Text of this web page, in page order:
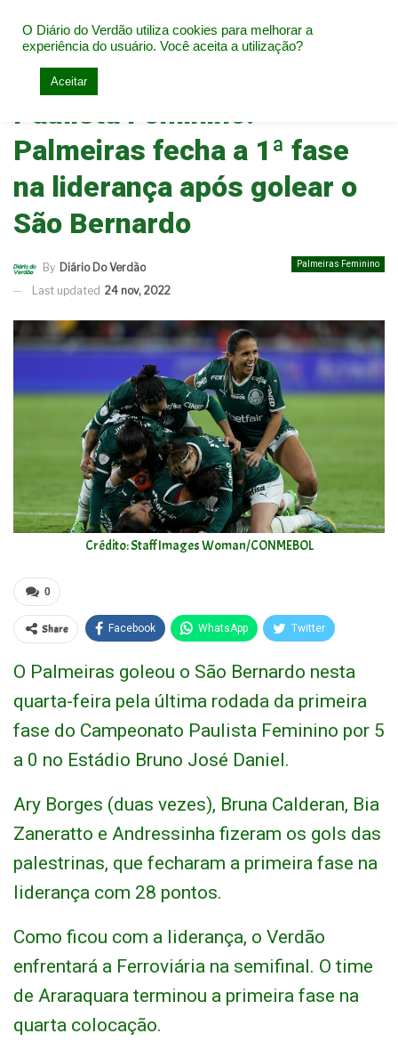
Home Palmeiras Feminino
Paulista Feminino:
Palmeiras fecha a 1ª fase
na liderança após golear o
São Bernardo
Palmeiras Feminino
By Diário Do Verdão
Last updated 24 nov, 2022
Crédito: Staff Images Woman/CONMEBOL
0
Share Facebook WhatsApp Twitter
O Palmeiras goleou o São Bernardo nesta
quarta-feira pela última rodada da primeira
fase do Campeonato Paulista Feminino por 5
a 0 no Estádio Bruno José Daniel.
Ary Borges (duas vezes), Bruna Calderan, Bia
Zaneratto e Andressinha fizeram os gols das
palestrinas, que fecharam a primeira fase na
liderança com 28 pontos.
Como ficou com a liderança, o Verdão
enfrentará a Ferroviária na semifinal. O time
de Araraquara terminou a primeira fase na
quarta colocação.
O Diário do Verdão utiliza cookies para melhorar a
experiência do usuário. Você aceita a utilização?
Aceitar